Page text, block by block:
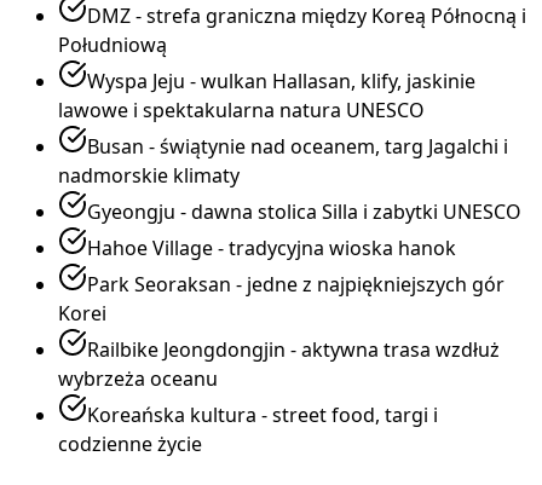
DMZ - strefa graniczna między Koreą Północną i
Południową
Wyspa Jeju - wulkan Hallasan, klify, jaskinie
lawowe i spektakularna natura UNESCO
Busan - świątynie nad oceanem, targ Jagalchi i
nadmorskie klimaty
Gyeongju - dawna stolica Silla i zabytki UNESCO
Hahoe Village - tradycyjna wioska hanok
Park Seoraksan - jedne z najpiękniejszych gór
Korei
Railbike Jeongdongjin - aktywna trasa wzdłuż
wybrzeża oceanu
Koreańska kultura - street food, targi i
codzienne życie